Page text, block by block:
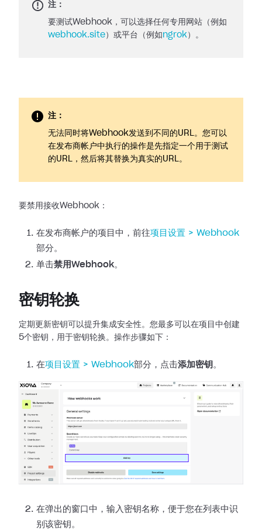
注：
要测试Webhook，可以选择任何专用网站（例如
webhook.site）或平台（例如 ngrok）。
注：
无法同时将Webhook发送到不同的URL。您可以
在发布商帐户中执行的操作是先指定一个用于测试
的URL，然后将其替换为真实的URL。
要禁用接收Webhook：
在发布商帐户的项目中，前往项目设置 > Webhook
部分。
单击禁用Webhook。
密钥轮换
定期更新密钥可以提升集成安全性。您最多可以在项目中创建
5个密钥，用于密钥轮换。操作步骤如下：
在项目设置 > Webhook部分，点击添加密钥 。
在弹出的窗口中，输入密钥名称，便于您在列表中识
别该密钥。